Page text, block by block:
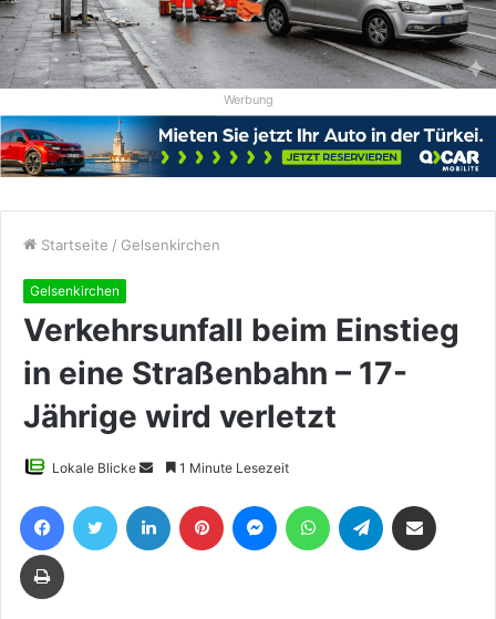
Werbung
Startseite / Gelsenkirchen
Gelsenkirchen
Verkehrsunfall beim Einstieg
in eine Straßenbahn – 17-
Jährige wird verletzt
Lokale Blicke
Sende
eine
E-
1 Minute Lesezeit
FacebookTwitter LinkedIn Pinterest MessengerWhatsAppTelegram
Drucken